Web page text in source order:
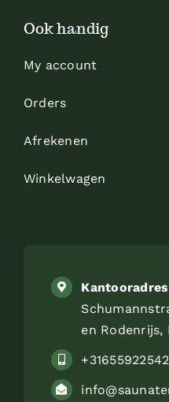
Ook handig
My account
Orders
Afrekenen
Winkelwagen
Kantooradres
en Rodenrijs,
+31655922542